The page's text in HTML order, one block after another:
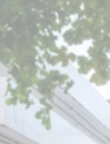
to main content